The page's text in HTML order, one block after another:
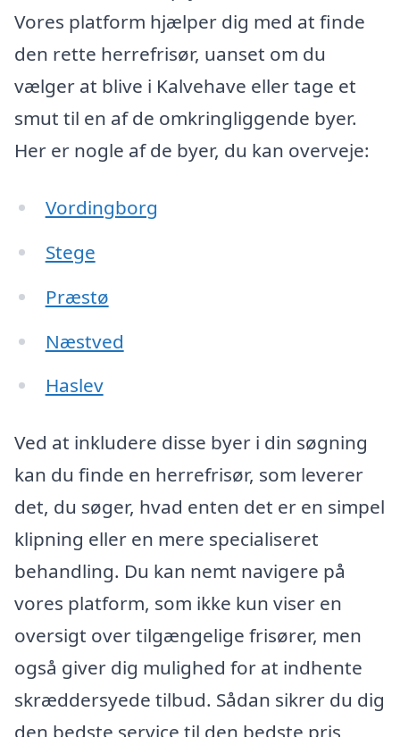
Vores platform hjælper dig med at finde
den rette herrefrisør, uanset om du
vælger at blive i Kalvehave eller tage et
smut til en af de omkringliggende byer.
Her er nogle af de byer, du kan overveje:
Vordingborg
Stege
Præstø
Næstved
Haslev
Ved at inkludere disse byer i din søgning
kan du finde en herrefrisør, som leverer
det, du søger, hvad enten det er en simpel
klipning eller en mere specialiseret
behandling. Du kan nemt navigere på
vores platform, som ikke kun viser en
oversigt over tilgængelige frisører, men
også giver dig mulighed for at indhente
skræddersyede tilbud. Sådan sikrer du dig
den bedste service til den bedste pris,